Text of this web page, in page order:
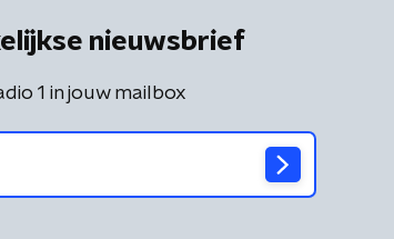
nieuwsbrief
1 in jouw mailbox